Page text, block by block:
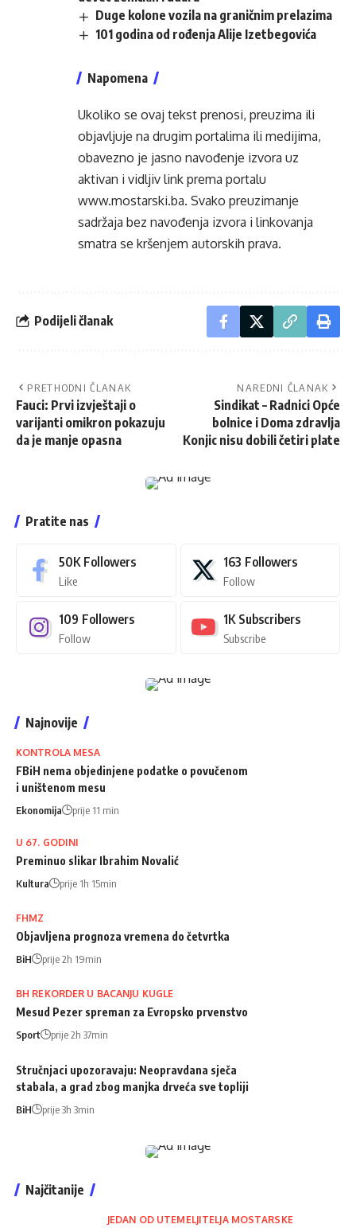
Duge kolone vozila na graničnim prelazima
101 godina od rođenja Alije Izetbegovića
Napomena
Ukoliko se ovaj tekst prenosi, preuzima ili
objavljuje na drugim portalima ili medijima,
obavezno je jasno navođenje izvora uz
aktivan i vidljiv link prema portalu
www.mostarski.ba. Svako preuzimanje
sadržaja bez navođenja izvora i linkovanja
smatra se kršenjem autorskih prava.
Podijeli članak
PRETHODNI ČLANAK
Fauci: Prvi izvještaji o
varijanti omikron pokazuju
da je manje opasna
NAREDNI ČLANAK
Sindikat – Radnici Opće
bolnice i Doma zdravlja
Konjic nisu dobili četiri plate
Pratite nas
50K Followers
Like
163 Followers
Follow
109 Followers
Follow
1K Subscribers
Subscribe
Najnovije
KONTROLA MESA
FBiH nema objedinjene podatke o povučenom
i uništenom mesu
Ekonomija prije 11 min
U 67. GODINI
Preminuo slikar Ibrahim Novalić
Kultura prije 1h 15min
FHMZ
Objavljena prognoza vremena do četvrtka
BiH prije 2h 19min
BH REKORDER U BACANJU KUGLE
Mesud Pezer spreman za Evropsko prvenstvo
Sport prije 2h 37min
Stručnjaci upozoravaju: Neopravdana sječa
stabala, a grad zbog manjka drveća sve topliji
BiH prije 3h 3min
Najčitanije
JEDAN OD UTEMELJITELJA MOSTARSKE